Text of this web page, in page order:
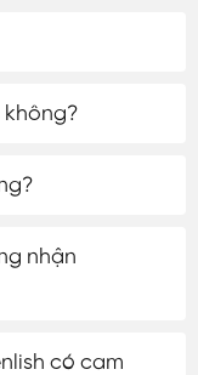
không?
nhận
có cam